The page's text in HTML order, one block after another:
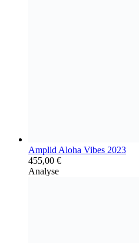
Amplid Aloha Vibes 2023
455,00 €
Analyse